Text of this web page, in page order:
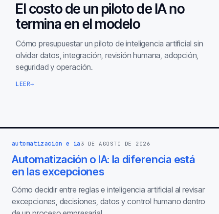
El costo de un piloto de IA no
termina en el modelo
Cómo presupuestar un piloto de inteligencia artificial sin
olvidar datos, integración, revisión humana, adopción,
seguridad y operación.
LEER→
automatización e ia 3 DE AGOSTO DE 2026
Automatización o IA: la diferencia está
en las excepciones
Cómo decidir entre reglas e inteligencia artificial al revisar
excepciones, decisiones, datos y control humano dentro